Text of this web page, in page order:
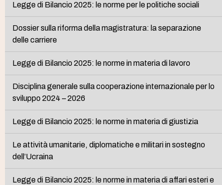
Legge di Bilancio 2025: le norme per le politiche sociali
Dossier sulla riforma della magistratura: la separazione
delle carriere
Legge di Bilancio 2025: le norme in materia di lavoro
Disciplina generale sulla cooperazione internazionale per lo
sviluppo 2024 – 2026
Legge di Bilancio 2025: le norme in materia di giustizia
Le attività umanitarie, diplomatiche e militari in sostegno
dell’Ucraina
Legge di Bilancio 2025: le norme in materia di affari esteri e